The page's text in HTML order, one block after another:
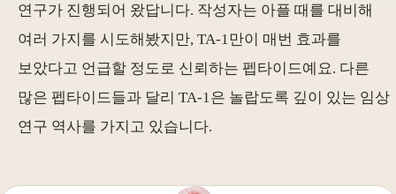
연구가 진행되어 왔답니다. 작성자는 아플 때를 대비해
여러 가지를 시도해봤지만, TA-1만이 매번 효과를
보았다고 언급할 정도로 신뢰하는 펩타이드예요. 다른
많은 펩타이드들과 달리 TA-1은 놀랍도록 깊이 있는 임상
연구 역사를 가지고 있습니다.